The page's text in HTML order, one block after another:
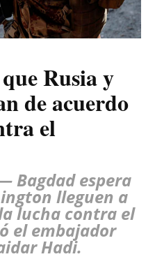
Rusia y
de acuerdo
el
Bagdad espera
lleguen a
lucha contra el
el embajador
Hadi.